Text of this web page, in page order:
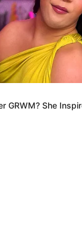
GRWM? She